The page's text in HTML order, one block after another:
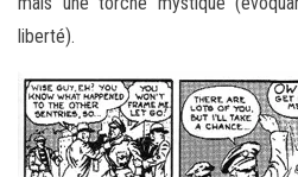
liberté).